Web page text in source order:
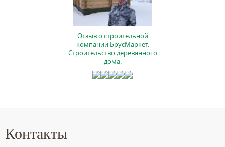
Отзыв о строительной
компании БрусМаркет.
Строительство деревянного
дома.
Контакты